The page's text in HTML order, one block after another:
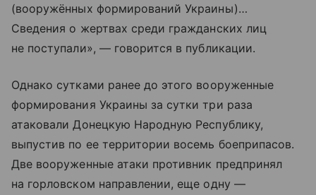
(вооружённых формирований Украины)…
Сведения о жертвах среди гражданских лиц
не поступали», — говорится в публикации.
Однако сутками ранее до этого вооруженные
формирования Украины за сутки три раза
атаковали Донецкую Народную Республику,
выпустив по ее территории восемь боеприпасов.
Две вооруженные атаки противник предпринял
на горловском направлении, еще одну —